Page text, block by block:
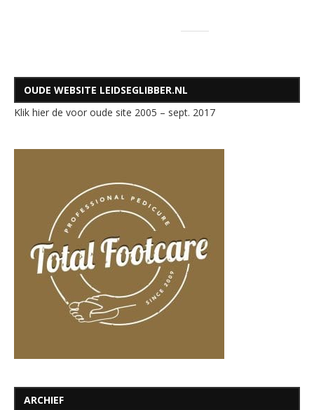
OUDE WEBSITE LEIDSEGLIBBER.NL
Klik hier de voor oude site 2005 – sept. 2017
ARCHIEF